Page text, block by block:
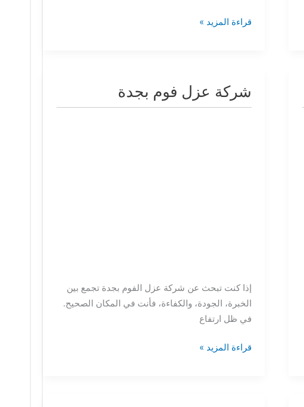
قراءة المزيد »
شركة عزل فوم بجدة
إذا كنت تبحث عن شركة عزل الفوم بجدة تجمع بين
الخبرة، الجودة، والكفاءة، فأنت في المكان الصحيح.
في ظل ارتفاع
شركة
قراءة المزيد »